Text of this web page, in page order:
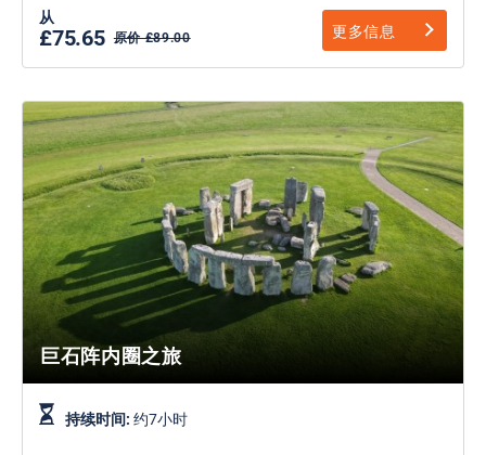
从
£75.65 原价 £89.00 更多信息
巨石阵内圈之旅
持续时间: 约7小时